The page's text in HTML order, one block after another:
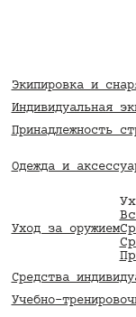
Экипировка и
Индивидуальная
Принадлежность
Одежда и
Уход за оружием
Средства
Учебно-